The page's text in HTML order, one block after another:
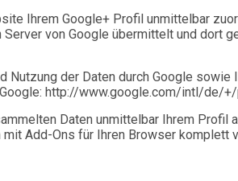
Ihrem Google+ Profil unmittelbar
von Google übermittelt und dort
Nutzung der Daten durch Google
http://www.google.com/intl/de/
Daten unmittelbar Ihrem
Add-Ons für Ihren Browser